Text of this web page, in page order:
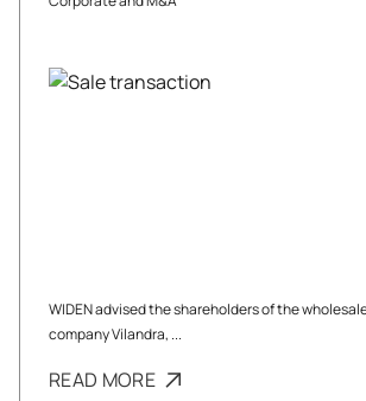
WIDEN advised the shareholders of the
company Vilandra, ...
READ MORE